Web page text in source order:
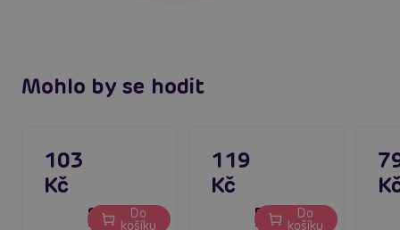
Mohlo by se hodit
Satisfyer
103
Kč
Do
košíku
Boss Series
119
Kč
Do
košíku